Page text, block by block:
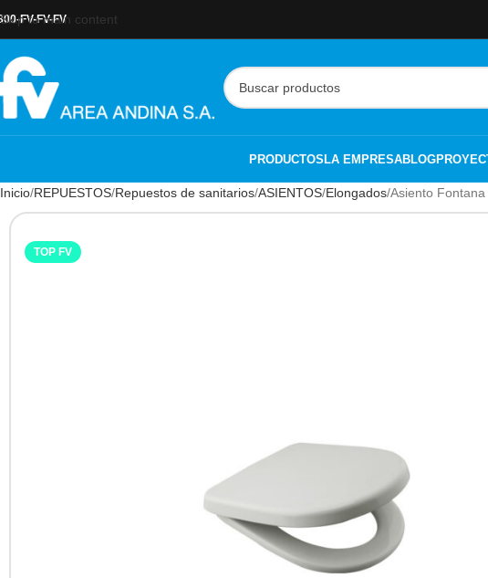
Skip to main content
FV-FV-FV
PRODUCTOSLA EMPRESABLOG
Inicio REPUESTOS Repuestos de sanitarios ASIENTOS Elongados Asiento Fontana
TOP FV